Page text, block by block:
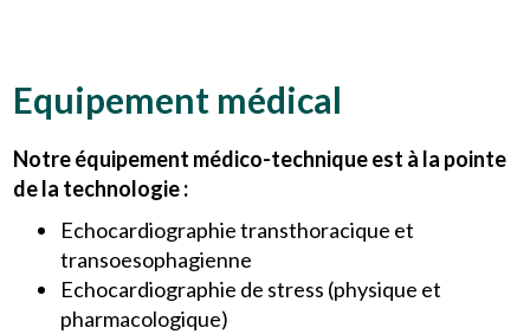
Equipement médical
Notre équipement médico-technique est à la pointe
de la technologie :
Echocardiographie transthoracique et
transoesophagienne
Echocardiographie de stress (physique et
pharmacologique)